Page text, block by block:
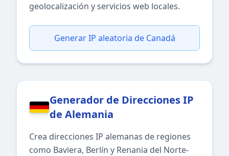
geolocalización y servicios web locales.
Generar IP aleatoria de Canadá
Generador de Direcciones IP
de Alemania
Crea direcciones IP alemanas de regiones
como Baviera, Berlín y Renania del Norte-